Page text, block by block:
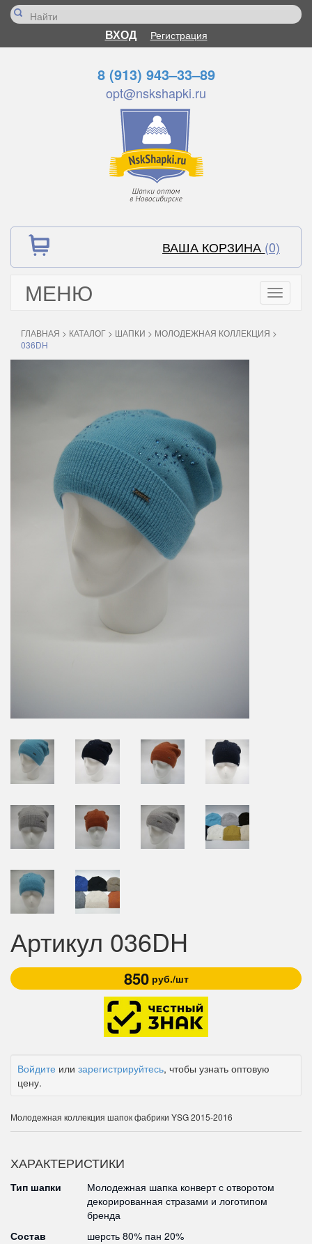
ВХОД Регистрация
8 (913) 943–33–89
opt@nskshapki.ru
ВАША КОРЗИНА (0)
МЕНЮ
Toggle
ГЛАВНАЯ > КАТАЛОГ > ШАПКИ > МОЛОДЕЖНАЯ КОЛЛЕКЦИЯ >
036DH
Артикул 036DH
850руб./шт
Войдите или зарегистрируйтесь, чтобы узнать оптовую
цену.
Молодежная коллекция шапок фабрики YSG 2015-2016
ХАРАКТЕРИСТИКИ
Тип шапки
Молодежная шапка конверт с отворотом
декорированная стразами и логотипом
бренда
Состав
шерсть 80% пан 20%